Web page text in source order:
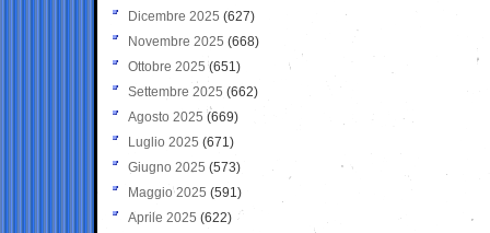
Dicembre 2025 (627)
Novembre 2025 (668)
Ottobre 2025 (651)
Settembre 2025 (662)
Agosto 2025 (669)
Luglio 2025 (671)
Giugno 2025 (573)
Maggio 2025 (591)
Aprile 2025 (622)